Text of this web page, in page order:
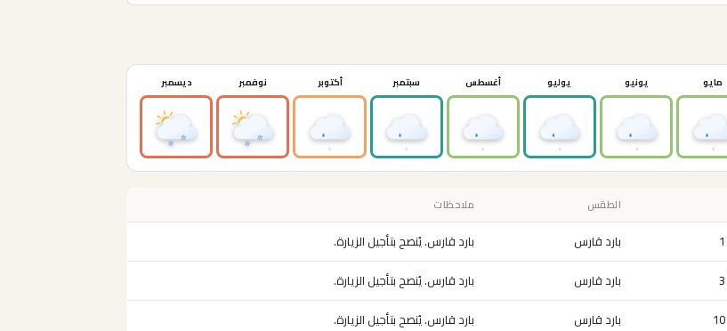
مايو يونيو يوليو أغسطس سبتمبر أكتوبر نوفمبر ديسمبر
الطقس ملاحظات
بارد قارس
بارد قارس. يُنصح بتأجيل الزيارة.
بارد قارس
بارد قارس. يُنصح بتأجيل الزيارة.
بارد قارس
بارد قارس. يُنصح بتأجيل الزيارة.